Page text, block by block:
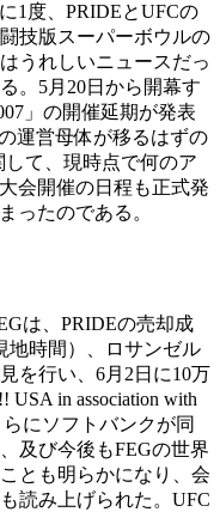
1度、PRIDEとUFCの
技版スーパーボウルの
うれしいニュースだっ
。5月20日から開幕す
」の開催延期が発表
運営母体が移るはずの
て、現時点で何のア
会開催の日程も正式発
ったのである。
は、PRIDEの売却成
地時間）、ロサンゼル
を行い、6月2日に10万
in association with
にソフトバンクが同
及び今後もFEGの世界
とも明らかになり、会
読み上げられた。UFC